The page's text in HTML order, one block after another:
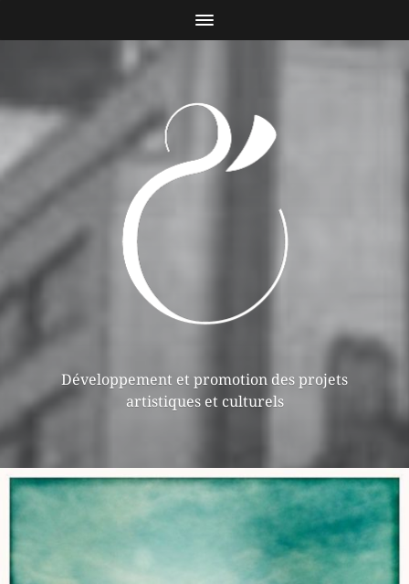
Développement et promotion des projets
artistiques et culturels